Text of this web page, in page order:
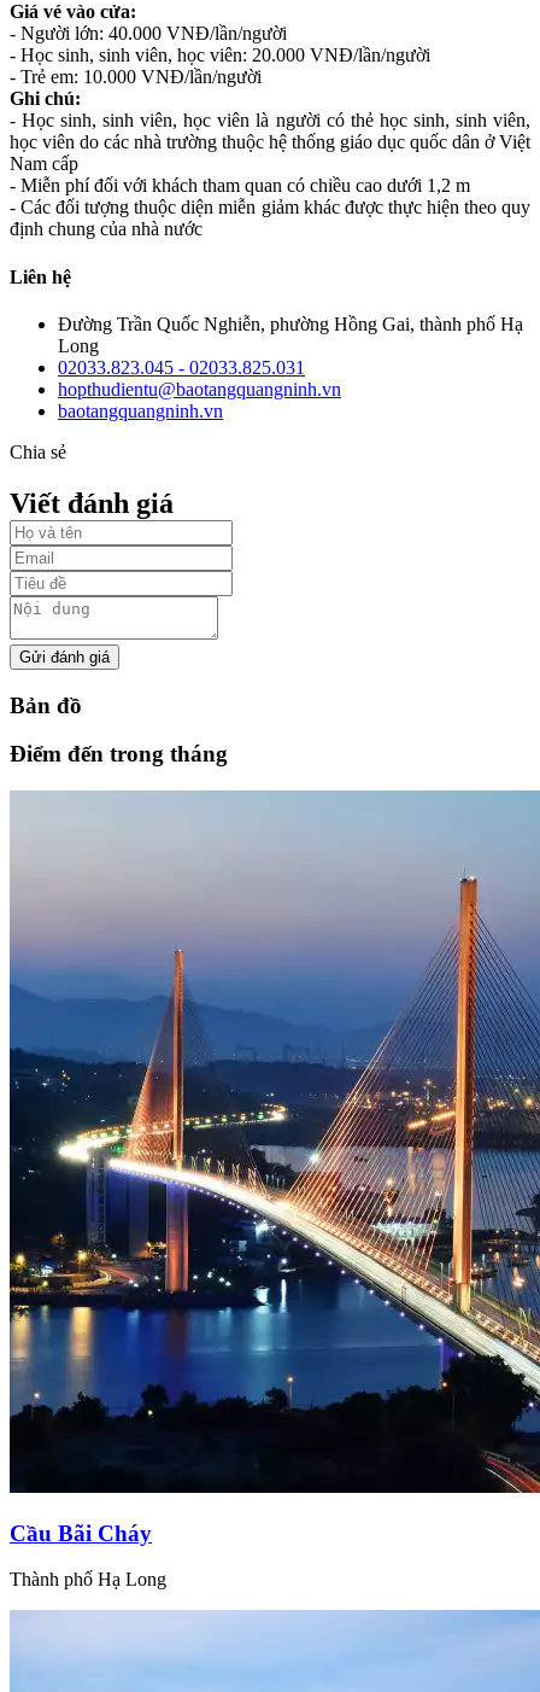
Giá vé vào cửa:
- Người lớn: 40.000 VNĐ/lần/người
- Học sinh, sinh viên, học viên: 20.000 VNĐ/lần/người
- Trẻ em: 10.000 VNĐ/lần/người
Ghi chú:
- Học sinh, sinh viên, học viên là người có thẻ học sinh, sinh viên,
học viên do các nhà trường thuộc hệ thống giáo dục quốc dân ở Việt
Nam cấp
- Miễn phí đối với khách tham quan có chiều cao dưới 1,2 m
- Các đối tượng thuộc diện miễn giảm khác được thực hiện theo quy
định chung của nhà nước
Liên hệ
Đường Trần Quốc Nghiễn, phường Hồng Gai, thành phố Hạ
Long
02033.823.045 - 02033.825.031
hopthudientu@baotangquangninh.vn
baotangquangninh.vn
Chia sẻ
Viết đánh giá
Gửi đánh giá
Bản đồ
Điểm đến trong tháng
Cầu Bãi Cháy
Thành phố Hạ Long